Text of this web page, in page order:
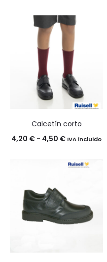
Calcetín corto
4,20 € - 4,50 €Rango
precios:
4,20 €
hasta
4,50 €
IVA incluido